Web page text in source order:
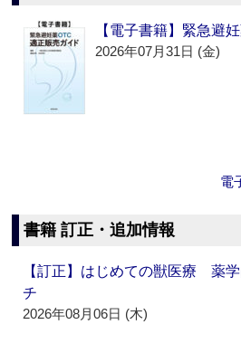
【電子書籍】緊急避
2026年07月31日 (金)
電
書籍 訂正・追加情報
【訂正】はじめての獣医療 薬
チ
2026年08月06日 (木)